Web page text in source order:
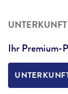
UNTERKUNFT
Ihr Premium-